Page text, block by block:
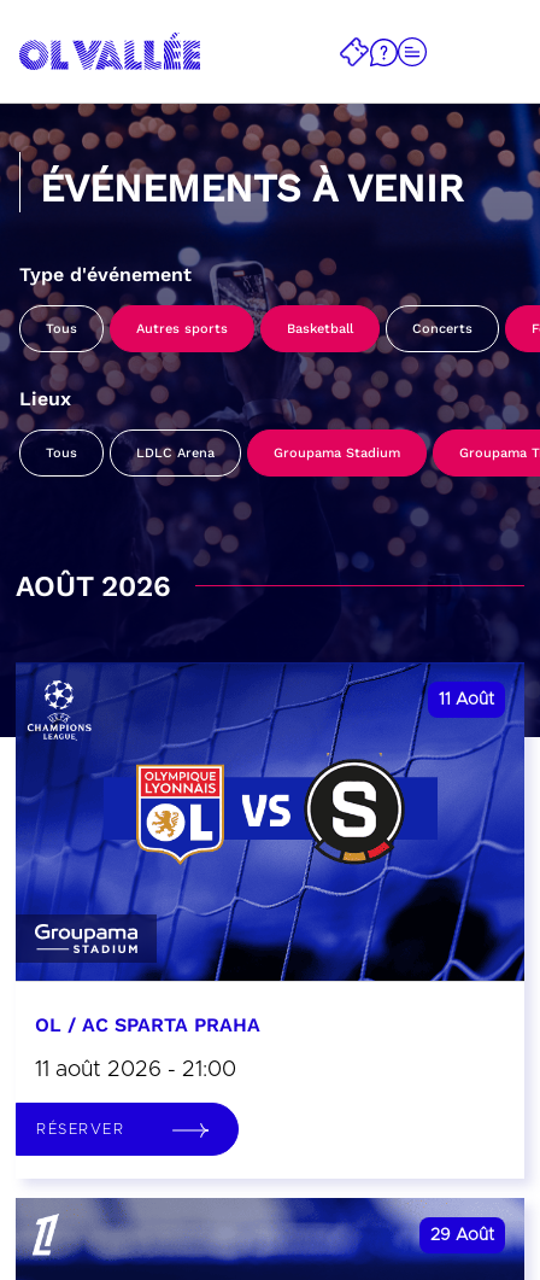
ÉVÉNEMENTS À VENIR
Type d'événement
Tous Autres sports Basketball Concerts
Lieux
Tous LDLC Arena Groupama Stadium Groupama
AOÛT 2026
11 Août
OL / AC SPARTA PRAHA
11 août 2026 - 21:00
RÉSERVER
29 Août